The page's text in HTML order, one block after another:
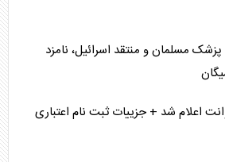
مسلمان و منتقد اسرائیل، نامزد
اعلام شد + جزییات ثبت نام اعتباری